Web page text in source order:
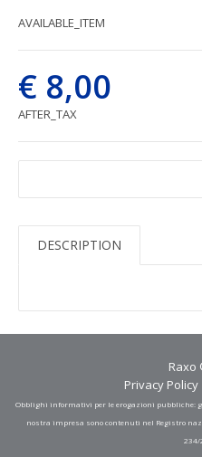
AVAILABLE_ITEM
€ 8,00
AFTER_TAX
DESCRIPTION
Raxo
Privacy Policy
Obblighi informativi per le erogazioni
nostra impresa sono contenuti nel Registro
234/